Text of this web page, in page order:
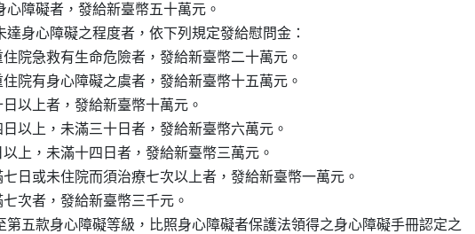
心障礙者，發給新臺幣五十萬元。
達身心障礙之程度者，依下列規定發給慰問金：
重住院急救有生命危險者，發給新臺幣二十萬元。
重住院有身心障礙之虞者，發給新臺幣十五萬元。
十日以上者，發給新臺幣十萬元。
四日以上，未滿三十日者，發給新臺幣六萬元。
日以上，未滿十四日者，發給新臺幣三萬元。
滿七日或未住院而須治療七次以上者，發給新臺幣一萬元。
滿七次者，發給新臺幣三千元。
第五款身心障礙等級，比照身心障礙者保護法領得之身心障礙手冊認定之